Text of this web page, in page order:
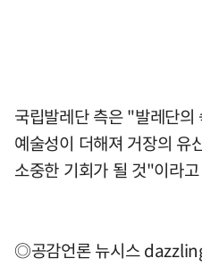
국립발레단 측은 "발레단
예술성이 더해져 거장의 유
소중한 기회가 될 것"이라
◎공감언론 뉴시스